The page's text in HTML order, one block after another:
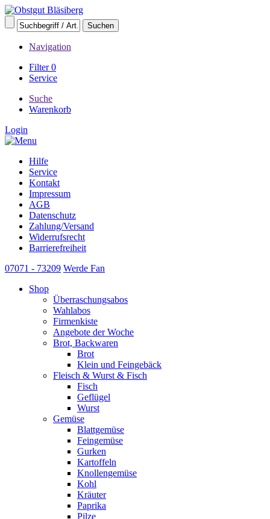
Navigation
Filter0
Service
Suche
Warenkorb
Login
Hilfe
Service
Kontakt
Impressum
AGB
Datenschutz
Zahlung/Versand
Widerrufsrecht
Barrierefreiheit
07071 - 73209 Werde Fan
Shop
Überraschungsabos
Wahlabos
Firmenkiste
Angebote der Woche
Brot, Backwaren
Brot
Klein und Feingebäck
Fleisch & Wurst & Fisch
Fisch
Geflügel
Wurst
Gemüse
Blattgemüse
Feingemüse
Gurken
Kartoffeln
Knollengemüse
Kohl
Kräuter
Paprika
Pilze